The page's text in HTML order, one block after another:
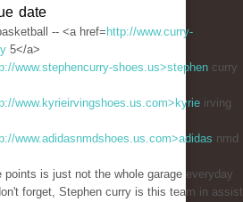
date
-- <a href= http://www.curry-
5</a>
www.stephencurry-shoes.us>stephen curry
www.kyrieirvingshoes.us.com>kyrie irving
www.adidasnmdshoes.us.com>adidas nmd
points is just not the whole garage everyday
forget, Stephen curry is this team in